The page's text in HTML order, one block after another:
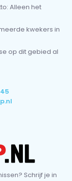
Alleen het
kwekers in
op dit gebied al
Schrijf je in